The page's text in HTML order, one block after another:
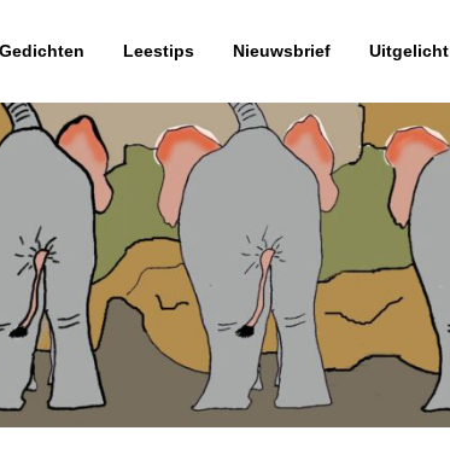
Gedichten Leestips Nieuwsbrief Uitgelicht